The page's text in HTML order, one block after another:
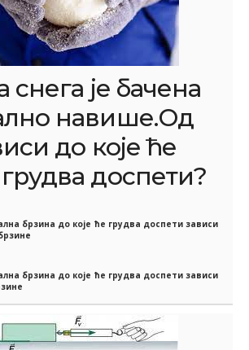
снега је бачена
навише.Од
до које ће
доспети?
брзина до које ће грудва доспети зависи
брзина до које ће грудва доспети зависи